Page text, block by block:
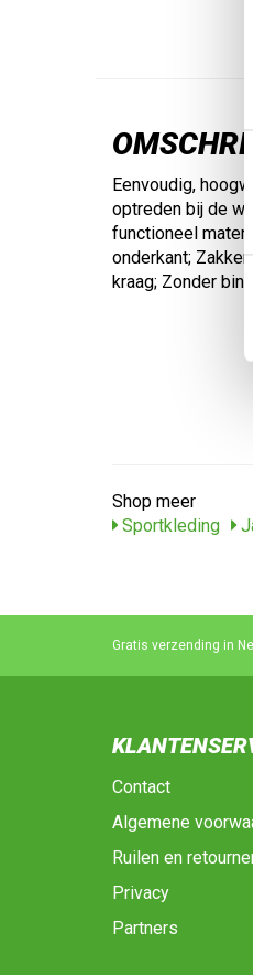
Eenvoudig,
optreden bij de
functioneel
onderkant;
kraag; Zonder
Shop meer
Sportkleding
Gratis verzending in
Contact
Algemene
Ruilen en
Privacy
Partners